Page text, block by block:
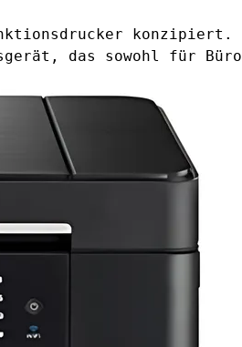
das sowohl für Büro-